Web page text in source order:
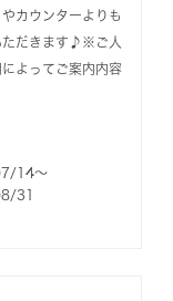
カウンターよりも
ただきます♪※ご人
よってご案内内容
14〜
31